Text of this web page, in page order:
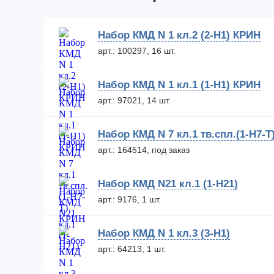
Набор КМД N 1 кл.2 (2-Н1) КРИН
арт.: 100297, 16 шт.
Набор КМД N 1 кл.1 (1-Н1) КРИН
арт.: 97021, 14 шт.
Набор КМД N 7 кл.1 тв.спл.(1-Н7-
арт.: 164514, под заказ
Набор КМД N21 кл.1 (1-Н21)
арт.: 9176, 1 шт.
Набор КМД N 1 кл.3 (3-Н1)
арт.: 64213, 1 шт.